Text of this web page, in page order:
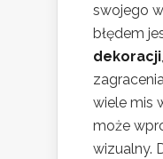
swojego
błędem
dekoracji
wiele mis
może
wizualny.